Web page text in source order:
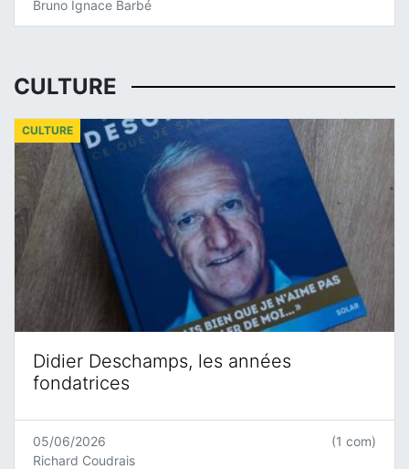
Bruno Ignace Barbé
CULTURE
Didier Deschamps, les années
fondatrices
CULTURE
05/06/2026
Richard Coudrais
(1 com)